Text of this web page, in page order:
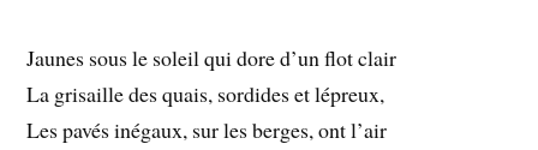
Jaunes sous le soleil qui dore d’un flot clair
La grisaille des quais, sordides et lépreux,
Les pavés inégaux, sur les berges, ont l’air